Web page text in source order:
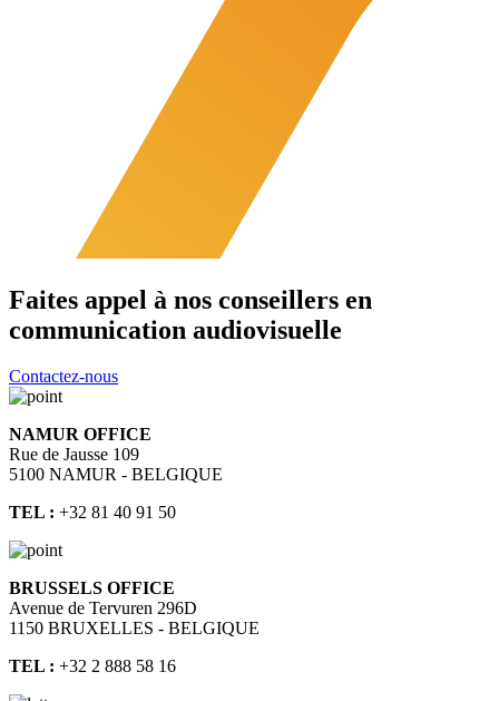
Faites appel à nos conseillers en
communication audiovisuelle
Contactez-nous
NAMUR OFFICE
Rue de Jausse 109
5100 NAMUR - BELGIQUE
TEL : +32 81 40 91 50
BRUSSELS OFFICE
Avenue de Tervuren 296D
1150 BRUXELLES - BELGIQUE
TEL : +32 2 888 58 16